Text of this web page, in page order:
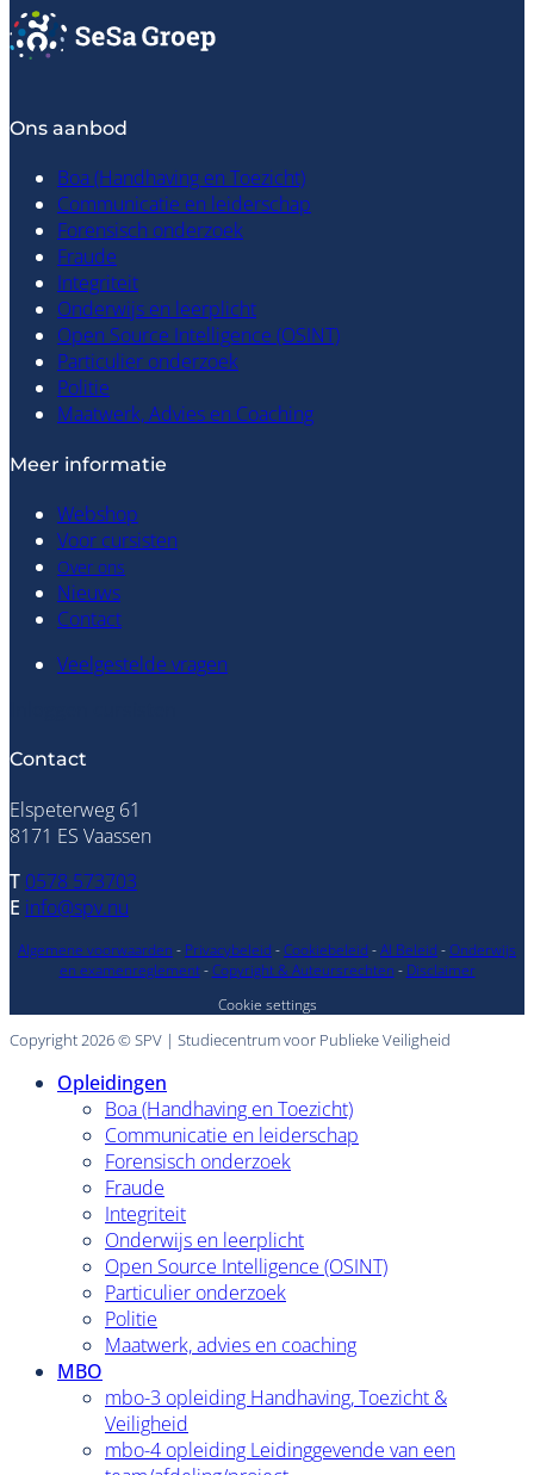
Ons aanbod
Boa (Handhaving en Toezicht)
Communicatie en leiderschap
Forensisch onderzoek
Fraude
Integriteit
Onderwijs en leerplicht
Open Source Intelligence (OSINT)
Particulier onderzoek
Politie
Maatwerk, Advies en Coaching
Meer informatie
Webshop
Voor cursisten
Over ons
Nieuws
Contact
Veelgestelde vragen
Contact
Elspeterweg 61
8171 ES Vaassen
T 0578 573703
E info@spv.nu
Algemene voorwaarden - Privacybeleid -Cookiebeleid -AI Beleid -Onderwijs
en examenreglement-Copyright & Auteursrechten - Disclaimer
Cookie settings
Copyright 2026 © SPV | Studiecentrum voor Publieke Veiligheid
Opleidingen
Boa (Handhaving en Toezicht)
Communicatie en leiderschap
Forensisch onderzoek
Fraude
Integriteit
Onderwijs en leerplicht
Open Source Intelligence (OSINT)
Particulier onderzoek
Politie
Maatwerk, advies en coaching
MBO
mbo-3 opleiding Handhaving, Toezicht &
Veiligheid
mbo-4 opleiding Leidinggevende van een